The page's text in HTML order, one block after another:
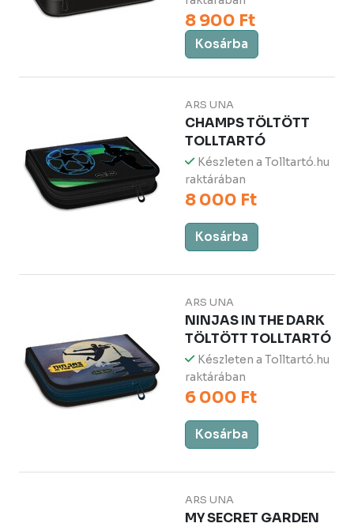
8 900 Ft
Kosárba
ARS UNA
CHAMPS TÖLTÖTT
TOLLTARTÓ
Készleten a Tolltartó.hu
raktárában
8 000 Ft
Kosárba
ARS UNA
NINJAS IN THE DARK
TÖLTÖTT TOLLTARTÓ
Készleten a Tolltartó.hu
raktárában
6 000 Ft
Kosárba
ARS UNA
MY SECRET GARDEN